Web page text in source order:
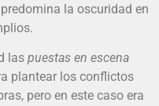
la oscuridad en
las puestas en escena
plantear los conflictos
pero en este caso era